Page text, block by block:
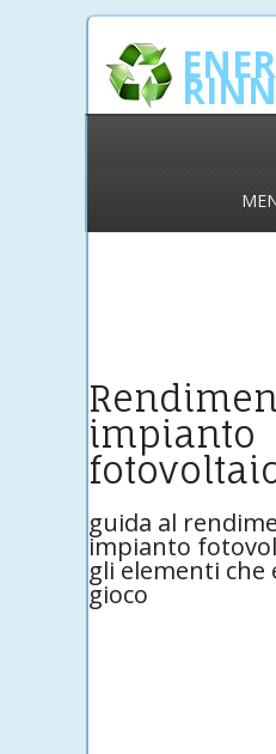
impianto
guida al
impianto
gli elementi
gioco